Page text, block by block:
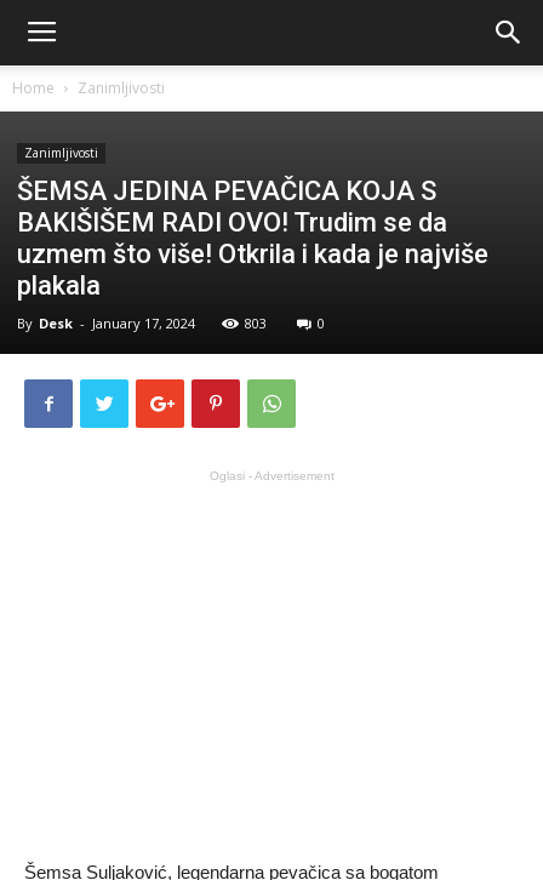
Home Zanimljivosti
Zanimljivosti
ŠEMSA JEDINA PEVAČICA KOJA S
BAKIŠIŠEM RADI OVO! Trudim se da
uzmem što više! Otkrila i kada je najviše
plakala
By Desk - January 17, 2024 803 0
Oglasi - Advertisement
Šemsa Suljaković, legendarna pevačica sa bogatom